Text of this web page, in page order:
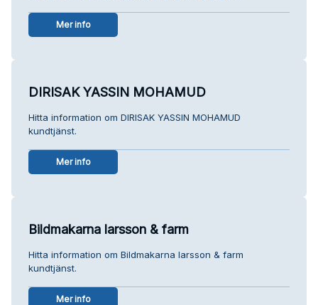
Mer info
DIRISAK YASSIN MOHAMUD
Hitta information om DIRISAK YASSIN MOHAMUD
kundtjänst.
Mer info
Bildmakarna larsson & farm
Hitta information om Bildmakarna larsson & farm
kundtjänst.
Mer info